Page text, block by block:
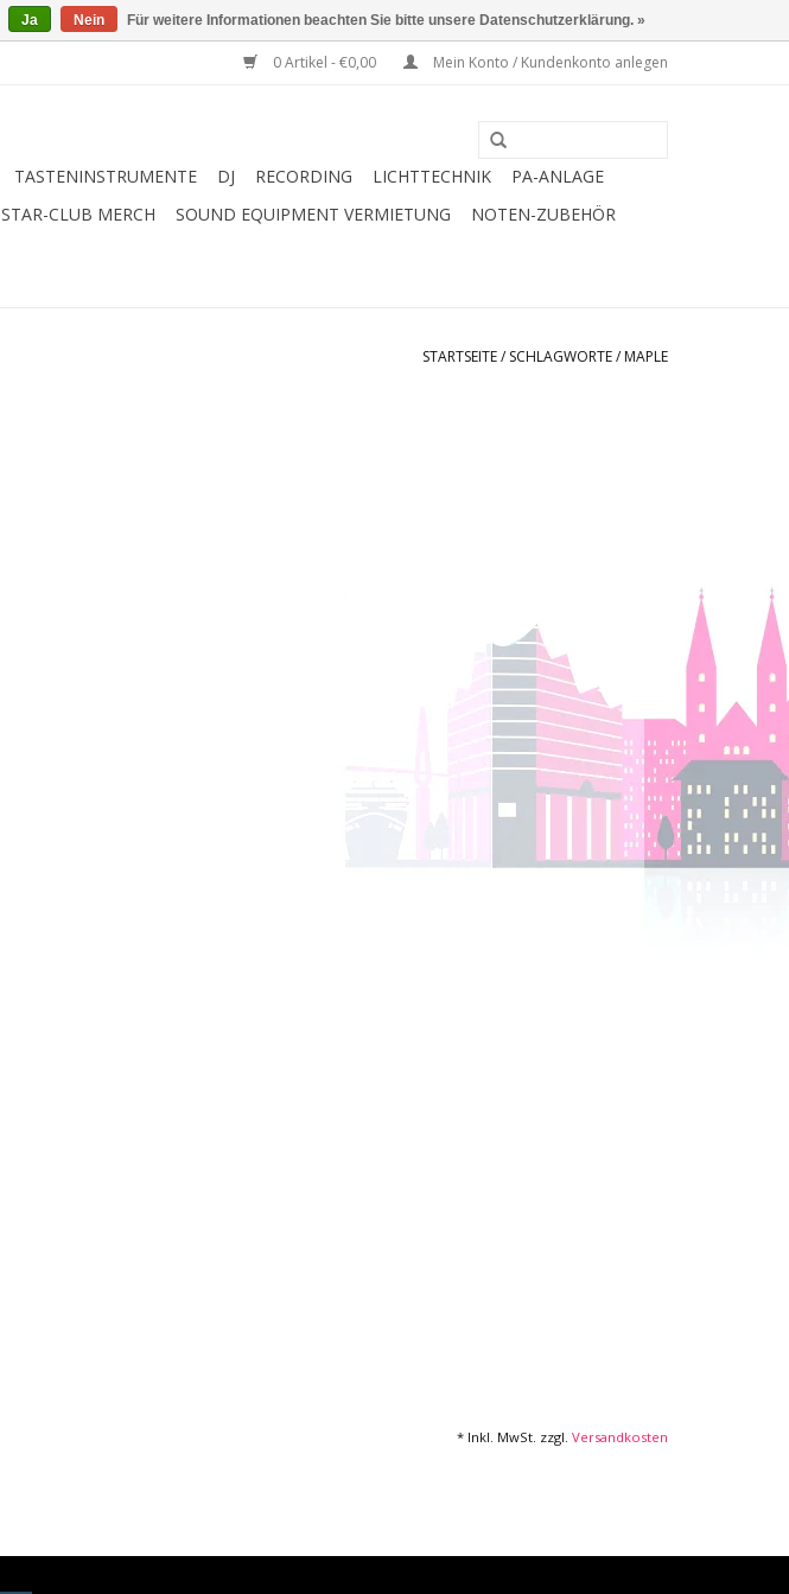
0 Artikel - €0,00 Mein Konto / Kundenkonto anlegen
TASTENINSTRUMENTE DJ RECORDING LICHTTECHNIK
PA-ANLAGE
STAR-CLUB MERCH SOUND EQUIPMENT VERMIETUNG
NOTEN-ZUBEHÖR
STARTSEITE/ SCHLAGWORTE/ MAPLE
* Inkl. MwSt. zzgl. Versandkosten
Ja Nein Für weitere Informationen beachten Sie bitte unsere Datenschutzerklärung. »